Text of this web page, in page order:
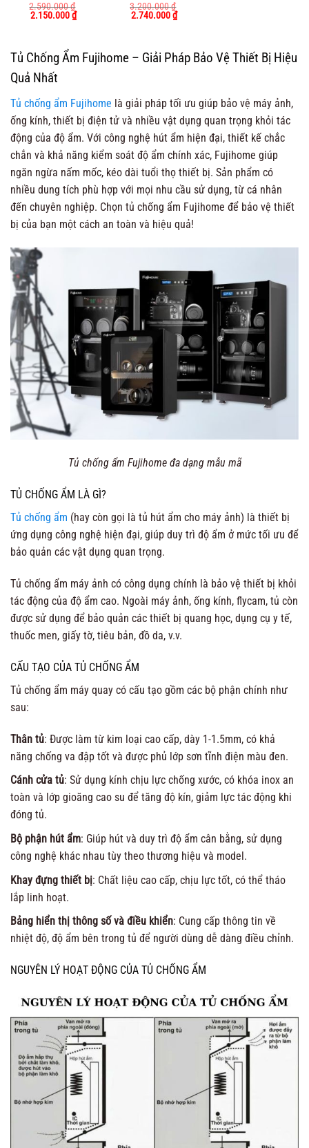
Được xếp
hạng5.00
2.590.000₫
Giá
2.150.000₫Giá
hiện
2.150.000 ₫.
Được xếp
hạng5.00
3.200.000₫
Giá
2.740.000₫Giá
hiện
2.740.000 ₫.
Tủ Chống Ẩm Fujihome – Giải Pháp Bảo Vệ Thiết Bị Hiệu
Quả Nhất
Tủ chống ẩm Fujihome là giải pháp tối ưu giúp bảo vệ máy ảnh,
ống kính, thiết bị điện tử và nhiều vật dụng quan trọng khỏi tác
động của độ ẩm. Với công nghệ hút ẩm hiện đại, thiết kế chắc
chắn và khả năng kiểm soát độ ẩm chính xác, Fujihome giúp
ngăn ngừa nấm mốc, kéo dài tuổi thọ thiết bị. Sản phẩm có
nhiều dung tích phù hợp với mọi nhu cầu sử dụng, từ cá nhân
đến chuyên nghiệp. Chọn tủ chống ẩm Fujihome để bảo vệ thiết
bị của bạn một cách an toàn và hiệu quả!
Tủ chống ẩm Fujihome đa dạng mẫu mã
TỦ CHỐNG ẨM LÀ GÌ?
Tủ chống ẩm (hay còn gọi là tủ hút ẩm cho máy ảnh) là thiết bị
ứng dụng công nghệ hiện đại, giúp duy trì độ ẩm ở mức tối ưu để
bảo quản các vật dụng quan trọng.
Tủ chống ẩm máy ảnh có công dụng chính là bảo vệ thiết bị khỏi
tác động của độ ẩm cao. Ngoài máy ảnh, ống kính, flycam, tủ còn
được sử dụng để bảo quản các thiết bị quang học, dụng cụ y tế,
thuốc men, giấy tờ, tiêu bản, đồ da, v.v.
CẤU TẠO CỦA TỦ CHỐNG ẨM
Tủ chống ẩm máy quay có cấu tạo gồm các bộ phận chính như
sau:
Thân tủ: Được làm từ kim loại cao cấp, dày 1-1.5mm, có khả
năng chống va đập tốt và được phủ lớp sơn tĩnh điện màu đen.
Cánh cửa tủ: Sử dụng kính chịu lực chống xước, có khóa inox an
toàn và lớp gioăng cao su để tăng độ kín, giảm lực tác động khi
đóng tủ.
Bộ phận hút ẩm: Giúp hút và duy trì độ ẩm cân bằng, sử dụng
công nghệ khác nhau tùy theo thương hiệu và model.
Khay đựng thiết bị: Chất liệu cao cấp, chịu lực tốt, có thể tháo
lắp linh hoạt.
Bảng hiển thị thông số và điều khiển: Cung cấp thông tin về
nhiệt độ, độ ẩm bên trong tủ để người dùng dễ dàng điều chỉnh.
NGUYÊN LÝ HOẠT ĐỘNG CỦA TỦ CHỐNG ẨM